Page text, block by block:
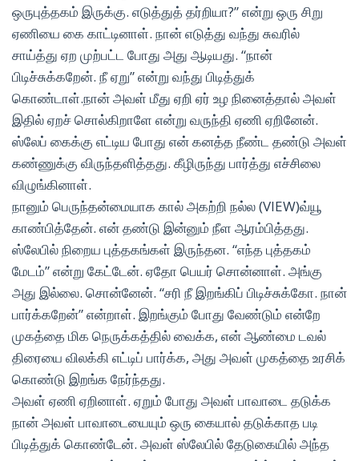
ஒருபுத்தகம் இருக்கு. எடுத்துத் தர்றியா?” என்று ஒரு சிறு
ஏணியை கை காட்டினாள். நான் எடுத்து வந்து சுவரில்
சாய்த்து ஏற முற்பட்ட போது அது ஆடியது. “நான்
பிடிச்சுக்கறேன். நீ ஏறு” என்று வந்து பிடித்துக்
கொண்டாள்.நான் அவள் மீது ஏறி ஏர் உழ நினைத்தால் அவள்
இதில் ஏறச் சொல்கிறாளே என்று வருந்தி ஏணி ஏறினேன்.
ஸ்லேப் கைக்கு எட்டிய போது என் கனத்த நீண்ட தண்டு அவள்
கண்ணுக்கு விருந்தளித்தது. கீழிருந்து பார்த்து எச்சிலை
விழுங்கினாள்.
நானும் பெருந்தன்மையாக கால் அகற்றி நல்ல (VIEW)வ்யூ
காண்பித்தேன். என் தண்டு இன்னும் நீள ஆரம்பித்தது.
ஸ்லேபில் நிறைய புத்தகங்கள் இருந்தன. “எந்த புத்தகம்
மேடம்” என்று கேட்டேன். ஏதோ பெயர் சொன்னாள். அங்கு
அது இல்லை. சொன்னேன். “சரி நீ இறங்கிப் பிடிச்சுக்கோ. நான்
பார்க்கறேன்” என்றாள். இறங்கும் போது வேண்டும் என்றே
முகத்தை மிக நெருக்கத்தில் வைக்க, என் ஆண்மை டவல்
திரையை விலக்கி எட்டிப் பார்க்க, அது அவள் முகத்தை உரசிக்
கொண்டு இறங்க நேர்ந்தது.
அவள் ஏணி ஏறினாள். ஏறும் போது அவள் பாவாடை தடுக்க
நான் அவள் பாவாடையையும் ஒரு கையால் தடுக்காத படி
பிடித்துக் கொண்டேன். அவள் ஸ்லேபில் தேடுகையில் அந்த